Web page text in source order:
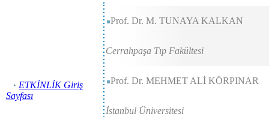
· ETKİNLİK Giriş
Sayfası
Prof. Dr. M. TUNAYA KALKAN
Cerrahpaşa Tıp Fakültesi
Prof. Dr. MEHMET ALİ KÖRPINAR
İstanbul Üniversitesi